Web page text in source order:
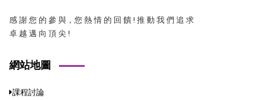
感 謝 您 的 參 與，您 熱 情 的 回 饋 ! 推 動 我 們 追 求
卓 越 邁 向 頂 尖 !
網站地圖
課程討論